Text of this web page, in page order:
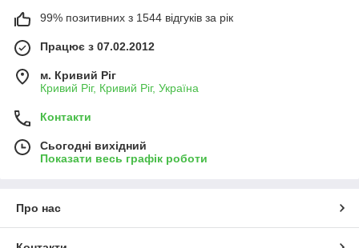
99% позитивних з 1544 відгуків за рік
Працює з 07.02.2012
м. Кривий Ріг
Кривий Ріг, Кривий Ріг, Україна
Контакти
Сьогодні вихідний
Показати весь графік роботи
Про нас